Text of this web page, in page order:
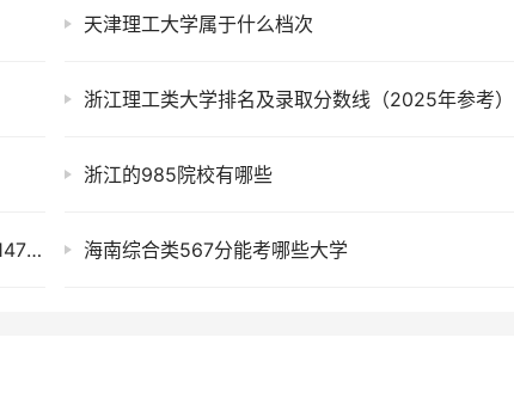
天津理工大学属于什么档次
浙江理工类大学排名及录取分数线（2025年参考）
浙江的985院校有哪些
2025年广西物流职业技术学院在广东招生代码：14723 海南综合类567分能考哪些大学